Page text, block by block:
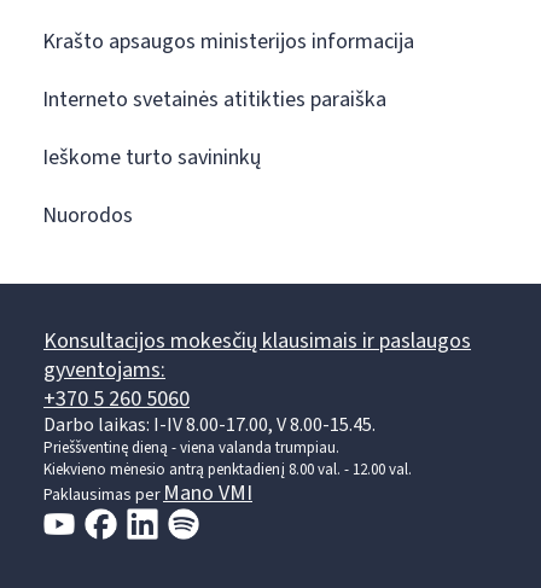
Krašto apsaugos ministerijos informacija
Interneto svetainės atitikties paraiška
Ieškome turto savininkų
Nuorodos
Konsultacijos mokesčių klausimais ir paslaugos
gyventojams:
+370 5 260 5060
Darbo laikas: I-IV 8.00-17.00, V 8.00-15.45.
Prieššventinę dieną - viena valanda trumpiau.
Kiekvieno mėnesio antrą penktadienį 8.00 val. - 12.00 val.
Paklausimas per Mano VMI